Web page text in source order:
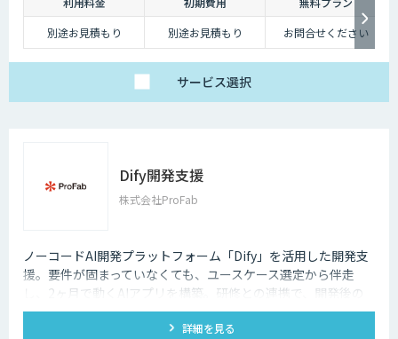
別途お見積もり
別途お見積もり お問合せください
サービス選択
Dify開発支援
株式会社ProFab
ノーコードAI開発プラットフォーム「Dify」を活用した開発支
援。要件が固まっていなくても、ユースケース選定から伴走
し、2ヶ月で動くAIアプリを構築。研修との連携で、開発後の
内製化・自走までサポートします。
詳細を見る